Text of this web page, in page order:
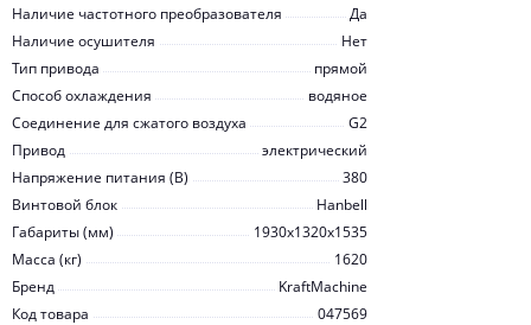
Наличие частотного преобразователя
Да
Наличие осушителя
Нет
Тип привода
прямой
Способ охлаждения
водяное
Соединение для сжатого воздуха
G2
Привод
электрический
Напряжение питания (В)
380
Винтовой блок
Hanbell
Габариты (мм)
1930x1320x1535
Масса (кг)
1620
Бренд
KraftMachine
Код товара
047569